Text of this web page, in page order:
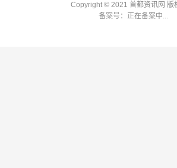
Copyright © 2021 首都资讯网 版
备案号： 正在备案中...